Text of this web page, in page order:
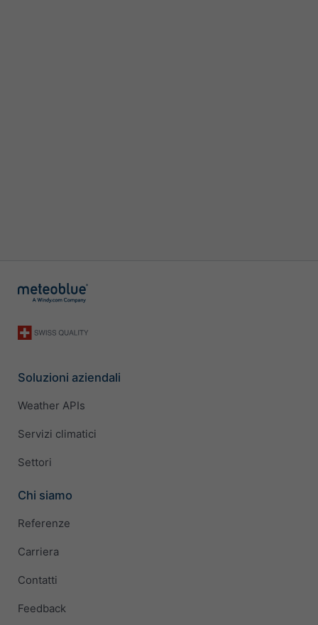
Soluzioni aziendali
Weather APIs
Servizi climatici
Settori
Chi siamo
Referenze
Carriera
Contatti
Feedback